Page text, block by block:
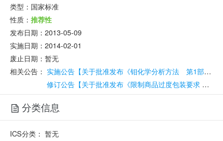
类型： 国家标准
性质： 推荐性
发布日期： 2013-05-09
实施日期： 2014-02-01
废止日期： 暂无
相关公告： 实施公告【关于批准发布《钼化学分析方法 第1部分：铅量的测定石墨炉原子吸收光谱法》等47项国家标准的公告】
修订公告【关于批准发布《限制商品过度包装要求 食品和化妆品》等20项强制性国家标准的公告】
分类信息
ICS分类： 暂无